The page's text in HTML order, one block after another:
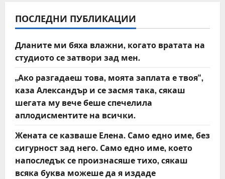
v
i
g
a
t
i
o
n
ПОСЛЕДНИ ПУБЛИКАЦИИ
Дланите ми бяха влажни, когато вратата на
студиото се затвори зад мен.
„Ако разгадаеш това, моята заплата е твоя“,
каза Александър и се засмя така, сякаш
шегата му вече беше спечелила
аплодисментите на всички.
Жената се казваше Елена. Само едно име, без
сигурност зад него. Само едно име, което
напоследък се произнасяше тихо, сякаш
всяка буква можеше да я издаде